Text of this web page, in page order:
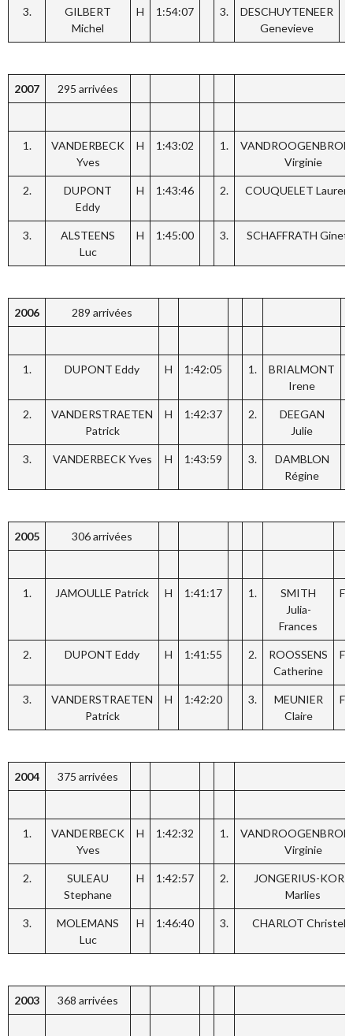
3.
GILBERT
Michel
H 1:54:07 3.
DESCHUYTENEER
Genevieve
2007 295 arrivées
1.
VANDERBECK
Yves
H 1:43:02 1.
Virginie
2.
DUPONT
Eddy
H 1:43:46 2. COUQUELET
3.
ALSTEENS
Luc
H 1:45:00 3. SCHAFFRATH
2006 289 arrivées
1. DUPONT Eddy H 1:42:05 1.
BRIALMONT
Irene
2.
VANDERSTRAETEN
Patrick
H 1:42:37 2.
DEEGAN
Julie
3. VANDERBECK Yves H 1:43:59 3.
DAMBLON
Régine
2005 306 arrivées
1. JAMOULLE Patrick H 1:41:17 1.
SMITH
Julia-
Frances
F
2. DUPONT Eddy H 1:41:55 2.
ROOSSENS
Catherine
F
3.
VANDERSTRAETEN
Patrick
H 1:42:20 3.
MEUNIER
Claire
F
2004 375 arrivées
1.
VANDERBECK
Yves
H 1:42:32 1.
Virginie
2.
SULEAU
Stephane
H 1:42:57 2.
JONGERIUS-KORT
Marlies
3.
MOLEMANS
Luc
H 1:46:40 3. CHARLOT
2003 368 arrivées